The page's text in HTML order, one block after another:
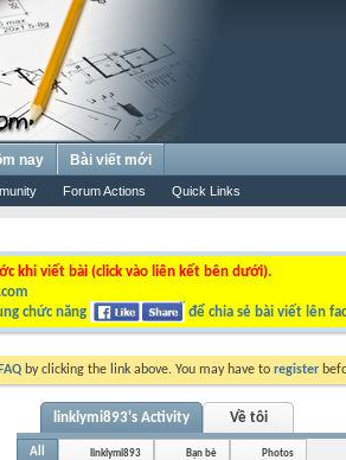
Forum Actions Quick Links
nay Bài viết mới
khi viết bài (click vào liên kết bên dưới).
chức năng để chia sẻ bài viết lên
FAQ by clicking the link above. You may have to register
linklymi893's Activity Về tôi
All linklymi893 Bạn bè Photos